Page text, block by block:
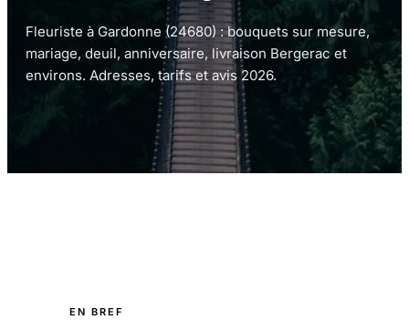
Fleuriste à Gardonne (24680) : bouquets sur mesure,
mariage, deuil, anniversaire, livraison Bergerac et
environs. Adresses, tarifs et avis 2026.
EN BREF